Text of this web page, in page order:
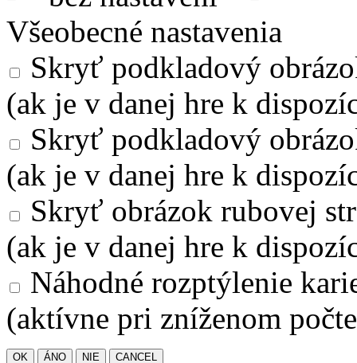
Všeobecné nastavenia
Skryť podkladový
(ak je v danej hre k
Skryť podkladový
(ak je v danej hre k
Skryť obrázok rubovej
(ak je v danej hre k
Náhodné rozptýlenie
(aktívne pri zníženom
OK ÁNO NIE
CANCEL